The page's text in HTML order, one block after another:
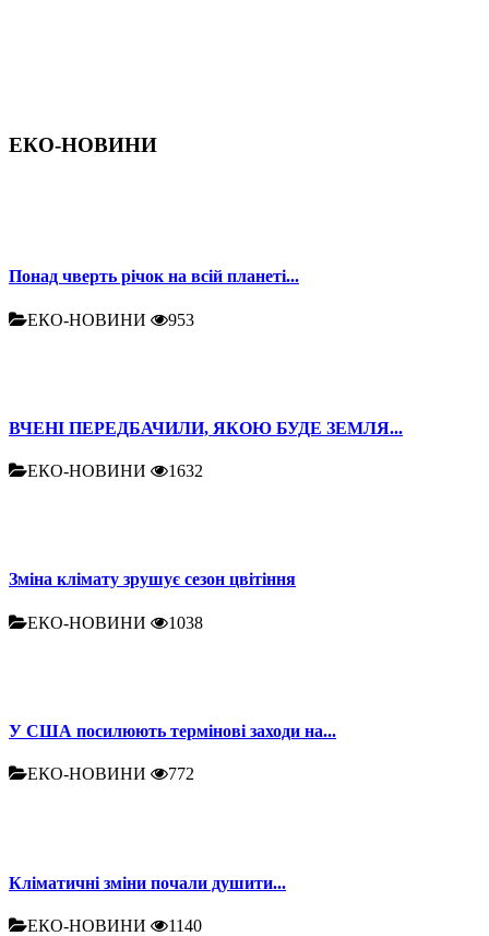
ЕКО-НОВИНИ
Понад чверть річок на всій планеті...
ЕКО-НОВИНИ 953
ВЧЕНІ ПЕРЕДБАЧИЛИ, ЯКОЮ БУДЕ ЗЕМЛЯ...
ЕКО-НОВИНИ 1632
Зміна клімату зрушує сезон цвітіння
ЕКО-НОВИНИ 1038
У США посилюють термінові заходи на...
ЕКО-НОВИНИ 772
Кліматичні зміни почали душити...
ЕКО-НОВИНИ 1140